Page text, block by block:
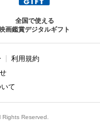
全国で使える
画鑑賞デジタルギフト
利用規約
て
Reserved.